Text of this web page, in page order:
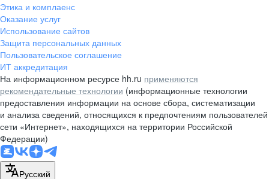
Этика и комплаенс
Оказание услуг
Использование сайтов
Защита персональных данных
Пользовательское соглашение
ИТ аккредитация
На информационном ресурсе hh.ru применяются
рекомендательные технологии (информационные технологии
предоставления информации на основе сбора, систематизации
и анализа сведений, относящихся к предпочтениям пользователей
сети «Интернет», находящихся на территории Российской
Федерации)
Русский